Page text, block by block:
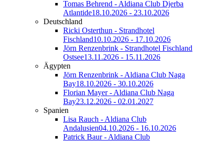
Tomas Behrend - Aldiana Club Djerba
Atlantide18.10.2026 - 23.10.2026
Deutschland
Ricki Osterthun - Strandhotel
Fischland10.10.2026 - 17.10.2026
Jörn Renzenbrink - Strandhotel Fischland
Ostsee13.11.2026 - 15.11.2026
Ägypten
Jörn Renzenbrink - Aldiana Club Naga
Bay18.10.2026 - 30.10.2026
Florian Mayer - Aldiana Club Naga
Bay23.12.2026 - 02.01.2027
Spanien
Lisa Rauch - Aldiana Club
Andalusien04.10.2026 - 16.10.2026
Patrick Baur - Aldiana Club